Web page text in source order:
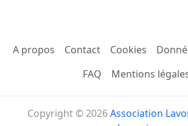
A propos Contact Cookies
FAQ
Mentions
Copyright © 2026Association